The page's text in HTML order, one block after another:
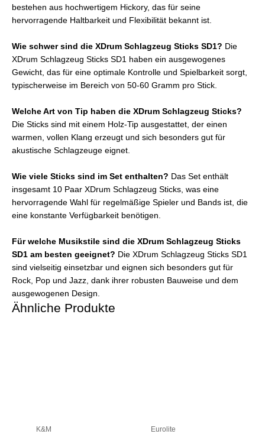
bestehen aus hochwertigem Hickory, das für seine
hervorragende Haltbarkeit und Flexibilität bekannt ist.
Wie schwer sind die XDrum Schlagzeug Sticks SD1? Die
XDrum Schlagzeug Sticks SD1 haben ein ausgewogenes
Gewicht, das für eine optimale Kontrolle und Spielbarkeit sorgt,
typischerweise im Bereich von 50-60 Gramm pro Stick.
Welche Art von Tip haben die XDrum Schlagzeug Sticks?
Die Sticks sind mit einem Holz-Tip ausgestattet, der einen
warmen, vollen Klang erzeugt und sich besonders gut für
akustische Schlagzeuge eignet.
Wie viele Sticks sind im Set enthalten? Das Set enthält
insgesamt 10 Paar XDrum Schlagzeug Sticks, was eine
hervorragende Wahl für regelmäßige Spieler und Bands ist, die
eine konstante Verfügbarkeit benötigen.
Für welche Musikstile sind die XDrum Schlagzeug Sticks
SD1 am besten geeignet? Die XDrum Schlagzeug Sticks SD1
sind vielseitig einsetzbar und eignen sich besonders gut für
Rock, Pop und Jazz, dank ihrer robusten Bauweise und dem
ausgewogenen Design.
Ähnliche Produkte
K&M Eurolite